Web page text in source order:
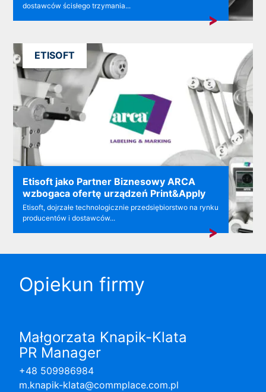
dostawców ścisłego trzymania...
Etisoft jako Partner Biznesowy ARCA
wzbogaca ofertę urządzeń Print&Apply
Etisoft, dojrzałe technologicznie przedsiębiorstwo na rynku
producentów i dostawców...
ETISOFT
Opiekun firmy
Małgorzata Knapik-Klata
PR Manager
+48 509986984
m.knapik-klata@commplace.com.pl